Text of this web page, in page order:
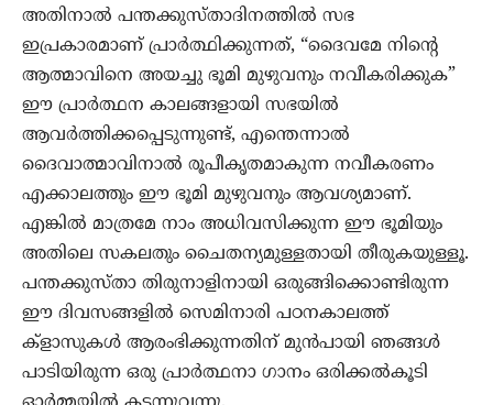
അതിനാൽ പന്തക്കുസ്താദിനത്തിൽ സഭ
ഇപ്രകാരമാണ്‌ പ്രാർത്ഥിക്കുന്നത്‌, “ദൈവമേ നിന്റെ
ആത്മാവിനെ അയച്ചു ഭൂമി മുഴുവനും നവീകരിക്കുക”
ഈ പ്രാർത്ഥന കാലങ്ങളായി സഭയിൽ
ആവർത്തിക്കപ്പെടുന്നുണ്ട്‌, എന്തെന്നാൽ
ദൈവാത്മാവിനാൽ രൂപീകൃതമാകുന്ന നവീകരണം
എക്കാലത്തും ഈ ഭൂമി മുഴുവനും ആവശ്യമാണ്‌.
എങ്കിൽ മാത്രമേ നാം അധിവസിക്കുന്ന ഈ ഭൂമിയും
അതിലെ സകലതും ചൈതന്യമുള്ളതായി തീരുകയുള്ളൂ.
പന്തക്കുസ്താ തിരുനാളിനായി ഒരുങ്ങിക്കൊണ്ടിരുന്ന
ഈ ദിവസങ്ങളിൽ സെമിനാരി പഠനകാലത്ത്‌
ക്ളാസുകൾ ആരംഭിക്കുന്നതിന്‌ മുൻപായി ഞങ്ങൾ
പാടിയിരുന്ന ഒരു പ്രാർത്ഥനാ ഗാനം ഒരിക്കൽകൂടി